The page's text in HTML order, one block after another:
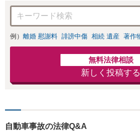
例） 離婚 慰謝料 誹謗中傷 相続 遺産 著作
無料法律相談
新しく投稿する
自動車事故の法律Q&A